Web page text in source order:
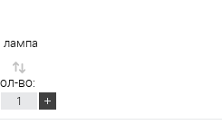
лампа
во: